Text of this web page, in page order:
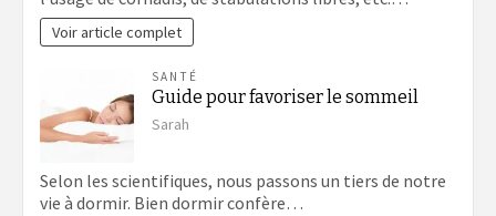
Voir article complet
SANTÉ
Guide pour favoriser le sommeil
Sarah
Selon les scientifiques, nous passons un tiers de notre
vie à dormir. Bien dormir confère…